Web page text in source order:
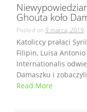
Ghouta koło
Posted on 9 marca, 2019
Katoliccy prałaci
Filipin, Luisa
Internationalis
Damaszku i
Read More